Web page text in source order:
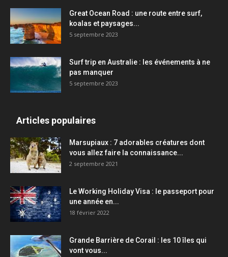
Great Ocean Road : une route entre surf,
koalas et paysages...
5 septembre 2023
Surf trip en Australie : les événements à ne
pas manquer
5 septembre 2023
Articles populaires
Marsupiaux : 7 adorables créatures dont
vous allez faire la connaissance...
2 septembre 2021
Le Working Holiday Visa : le passeport pour
une année en...
18 février 2022
Grande Barrière de Corail : les 10 îles qui
vont vous...